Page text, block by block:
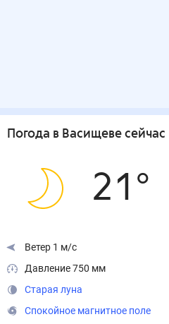
Погода в Васищеве сейчас
21 °
Ветер 1 м/с
Давление 750 мм
Старая луна
Спокойное магнитное поле